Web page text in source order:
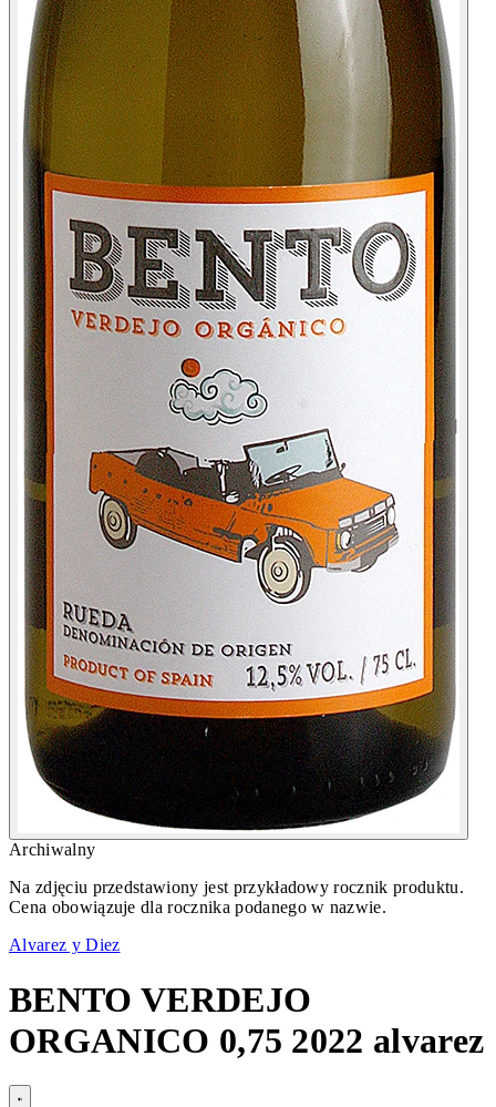
Archiwalny
Na zdjęciu przedstawiony jest przykładowy rocznik produktu.
Cena obowiązuje dla rocznika podanego w nazwie.
Alvarez y Diez
BENTO VERDEJO
ORGANICO 0,75 2022 alvarez